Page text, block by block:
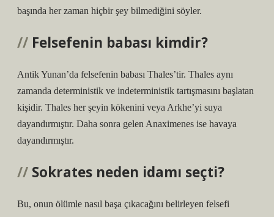
başında her zaman hiçbir şey bilmediğini söyler.
Felsefenin babası kimdir?
Antik Yunan’da felsefenin babası Thales’tir. Thales aynı
zamanda deterministik ve indeterministik tartışmasını başlatan
kişidir. Thales her şeyin kökenini veya Arkhe’yi suya
dayandırmıştır. Daha sonra gelen Anaximenes ise havaya
dayandırmıştır.
Sokrates neden idamı seçti?
Bu, onun ölümle nasıl başa çıkacağını belirleyen felsefi